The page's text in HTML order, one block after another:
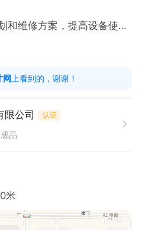
和维修方案，提高设备使用
，具备扎实的专业技能。
解决能力，能迅速应对突发
网 上看到的，谢谢！
限公司 认证
品
米